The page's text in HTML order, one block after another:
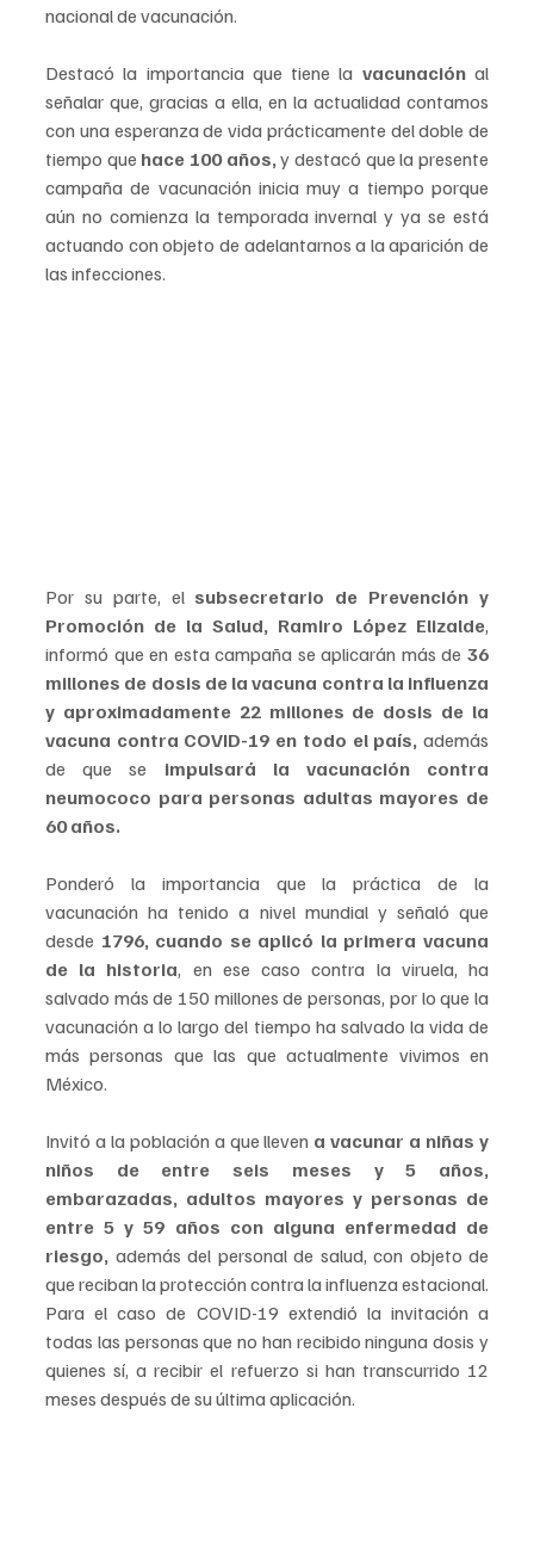
nacional de vacunación.
Destacó la importancia que tiene la vacunación al
señalar que, gracias a ella, en la actualidad contamos
con una esperanza de vida prácticamente del doble de
tiempo que hace 100 años, y destacó que la presente
campaña de vacunación inicia muy a tiempo porque
aún no comienza la temporada invernal y ya se está
actuando con objeto de adelantarnos a la aparición de
las infecciones.
Por su parte, el subsecretario de Prevención y
Promoción de la Salud, Ramiro López Elizalde,
informó que en esta campaña se aplicarán más de 36
millones de dosis de la vacuna contra la influenza
y aproximadamente 22 millones de dosis de la
vacuna contra COVID-19 en todo el país, además
de que se impulsará la vacunación contra
neumococo para personas adultas mayores de
60 años.
Ponderó la importancia que la práctica de la
vacunación ha tenido a nivel mundial y señaló que
desde 1796, cuando se aplicó la primera vacuna
de la historia, en ese caso contra la viruela, ha
salvado más de 150 millones de personas, por lo que la
vacunación a lo largo del tiempo ha salvado la vida de
más personas que las que actualmente vivimos en
México.
Invitó a la población a que lleven a vacunar a niñas y
niños de entre seis meses y 5 años,
embarazadas, adultos mayores y personas de
entre 5 y 59 años con alguna enfermedad de
riesgo, además del personal de salud, con objeto de
que reciban la protección contra la influenza estacional.
Para el caso de COVID-19 extendió la invitación a
todas las personas que no han recibido ninguna dosis y
quienes sí, a recibir el refuerzo si han transcurrido 12
meses después de su última aplicación.